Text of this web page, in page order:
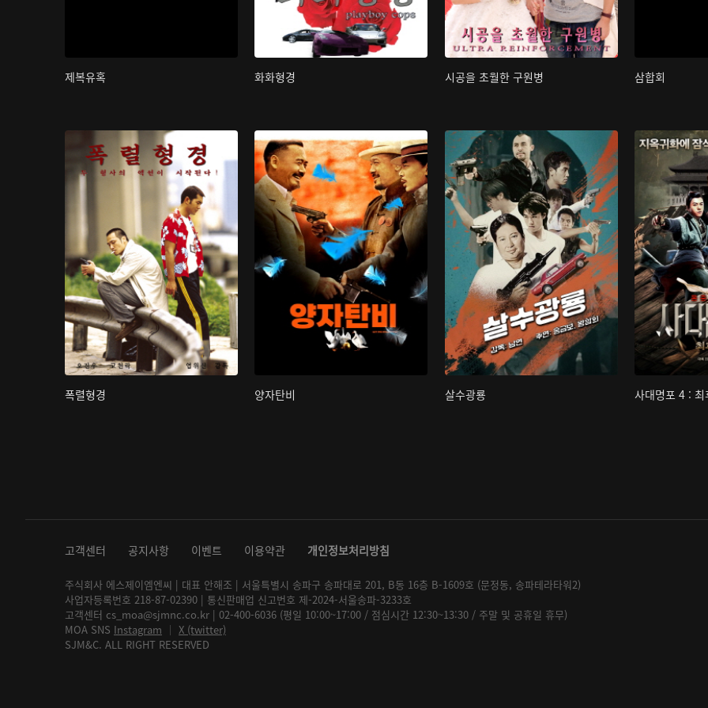
제복유혹 화화형경 시공을 초월한 구원병 삼합회
폭렬형경 양자탄비 살수광룡 사대명포 4 : 최
고객센터 공지사항 이벤트 이용약관 개인정보처리방침
주식회사 에스제이엠엔씨 | 대표 안해조 | 서울특별시 송파구 송파대로 201, B동 16층 B-1609호 (문정동, 송파테라타워2)
사업자등록번호 218-87-02390 | 통신판매업 신고번호 제-2024-서울송파-3233호
고객센터 cs_moa@sjmnc.co.kr | 02-400-6036 (평일 10:00~17:00 / 점심시간 12:30~13:30 / 주말 및 공휴일 휴무)
MOA SNS Instagram │ X (twitter)
SJM&C. ALL RIGHT RESERVED